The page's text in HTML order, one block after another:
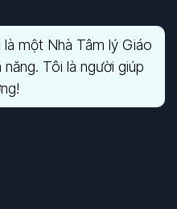
là một Nhà Tâm lý Giáo
Tôi là người giúp